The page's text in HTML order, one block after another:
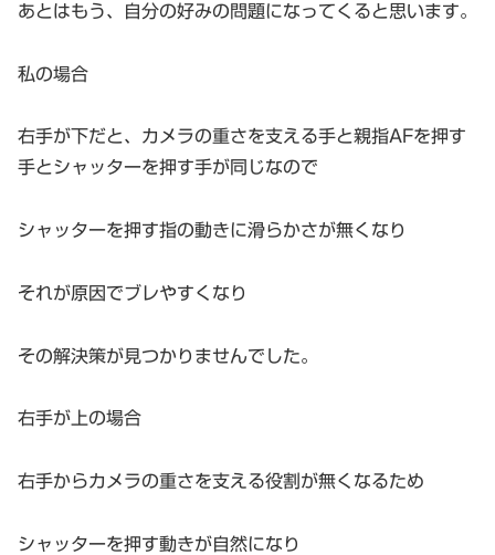
あとはもう、自分の好みの問題になってくると思います。
私の場合
右手が下だと、カメラの重さを支える手と親指AFを押す
手とシャッターを押す手が同じなので
シャッターを押す指の動きに滑らかさが無くなり
それが原因でブレやすくなり
その解決策が見つかりませんでした。
右手が上の場合
右手からカメラの重さを支える役割が無くなるため
シャッターを押す動きが自然になり